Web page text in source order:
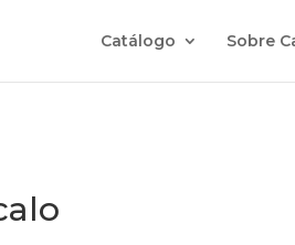
Catálogo Sobre